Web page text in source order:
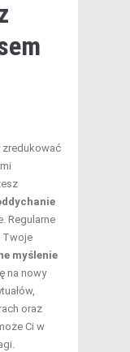
zredukować
Regularne
Twoje
myślenie
na nowy
oraz
Ci w